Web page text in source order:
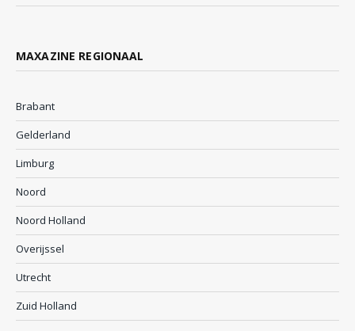
MAXAZINE REGIONAAL
Brabant
Gelderland
Limburg
Noord
Noord Holland
Overijssel
Utrecht
Zuid Holland